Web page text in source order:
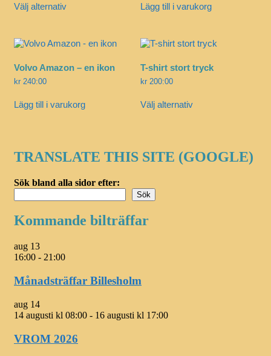
Välj alternativhär
varianter.
olika
väljas
på
Lägg till i varukorg
Volvo Amazon – en ikon
kr 240:00
Lägg till i varukorg
T-shirt stort tryck
kr 200:00
Välj alternativhär
De
TRANSLATE THIS SITE (GOOGLE)
Sök bland alla sidor efter:
Sök
Kommande bilträffar
aug 13
16:00 - 21:00
Månadsträffar Billesholm
aug 14
14 augusti kl 08:00 - 16 augusti kl 17:00
VROM 2026